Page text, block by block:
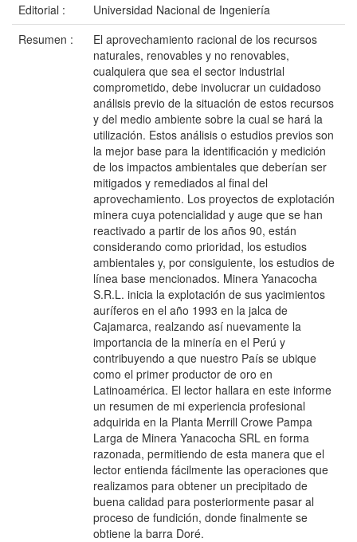
Editorial :
Universidad Nacional de Ingeniería
Resumen :
El aprovechamiento racional de los recursos
naturales, renovables y no renovables,
cualquiera que sea el sector industrial
comprometido, debe involucrar un cuidadoso
análisis previo de la situación de estos recursos
y del medio ambiente sobre la cual se hará la
utilización. Estos análisis o estudios previos son
la mejor base para la identificación y medición
de los impactos ambientales que deberían ser
mitigados y remediados al final del
aprovechamiento. Los proyectos de explotación
minera cuya potencialidad y auge que se han
reactivado a partir de los años 90, están
considerando como prioridad, los estudios
ambientales y, por consiguiente, los estudios de
línea base mencionados. Minera Yanacocha
S.R.L. inicia la explotación de sus yacimientos
auríferos en el año 1993 en la jalca de
Cajamarca, realzando así nuevamente la
importancia de la minería en el Perú y
contribuyendo a que nuestro País se ubique
como el primer productor de oro en
Latinoamérica. El lector hallara en este informe
un resumen de mi experiencia profesional
adquirida en la Planta Merrill Crowe Pampa
Larga de Minera Yanacocha SRL en forma
razonada, permitiendo de esta manera que el
lector entienda fácilmente las operaciones que
realizamos para obtener un precipitado de
buena calidad para posteriormente pasar al
proceso de fundición, donde finalmente se
obtiene la barra Doré.